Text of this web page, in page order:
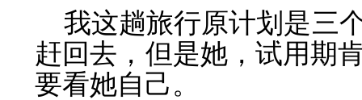
我这趟旅行原计划是三
赶回去，但是她，试用期
要看她自己。